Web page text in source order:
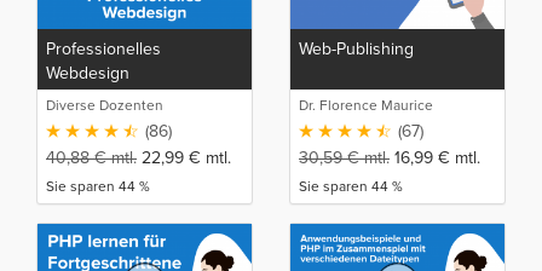
Professionelles
Webdesign
Diverse Dozenten
(86)
40,88€mtl. 22,99 € mtl.
Sie sparen 44 %
Web-Publishing
Dr. Florence Maurice
(67)
30,59€mtl. 16,99 € mtl.
Sie sparen 44 %